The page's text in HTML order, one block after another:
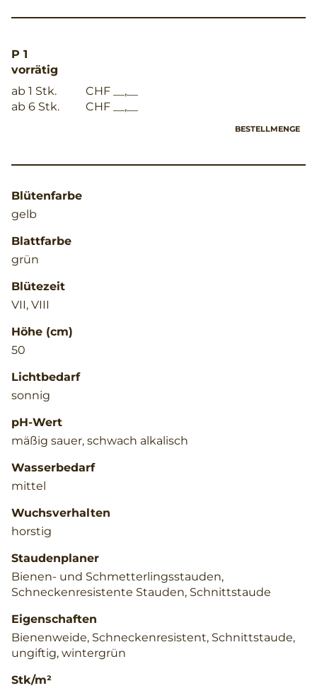
P 1
vorrätig
ab 1 Stk.
CHF __,__
ab 6 Stk.
CHF __,__
BESTELLMENGE
Blütenfarbe
gelb
Blattfarbe
grün
Blütezeit
VII, VIII
Höhe (cm)
50
Lichtbedarf
sonnig
pH-Wert
mäßig sauer, schwach alkalisch
Wasserbedarf
mittel
Wuchsverhalten
horstig
Staudenplaner
Bienen- und Schmetterlingsstauden,
Schneckenresistente Stauden, Schnittstaude
Eigenschaften
Bienenweide, Schneckenresistent, Schnittstaude,
ungiftig, wintergrün
Stk/m²